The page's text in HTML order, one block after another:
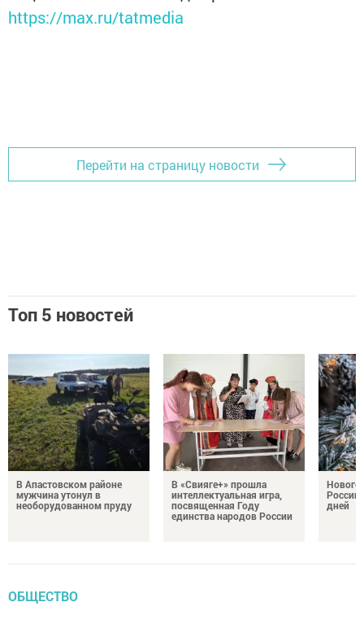
https://max.ru/tatmedia
Перейти на страницу новости
Топ 5 новостей
В Апастовском районе
мужчина утонул в
необорудованном пруду
В «Свияге+» прошла
интеллектуальная игра,
посвященная Году
единства народов России
России
дней
ОБЩЕСТВО